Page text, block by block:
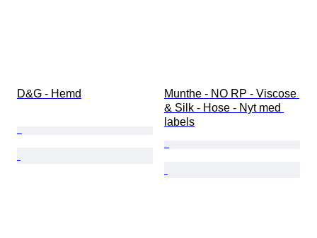
D&G - Hemd
Munthe - NO RP - Viscose
& Silk - Hose - Nyt med
labels